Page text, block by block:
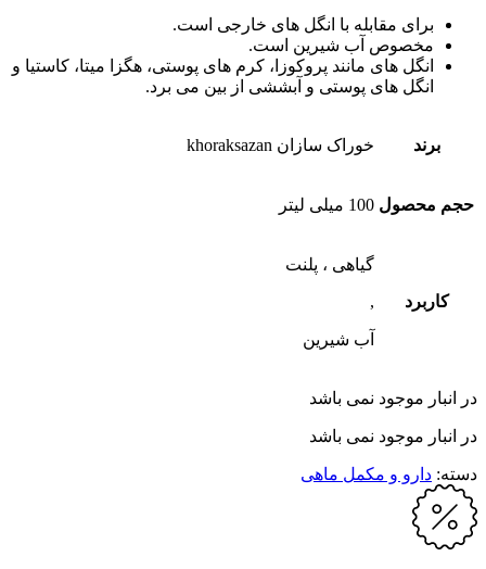
برای مقابله با انگل های خارجی است.
مخصوص آب شیرین است.
انگل های مانند پروکوزا، کرم های پوستی، هگزا میتا، کاستیا و
انگل های پوستی و آبششی از بین می برد.
برند خوراک سازان khoraksazan
حجم محصول 100 میلی لیتر
کاربرد
گیاهی ، پلنت
,
آب شیرین
در انبار موجود نمی باشد
در انبار موجود نمی باشد
دسته: دارو و مکمل ماهی